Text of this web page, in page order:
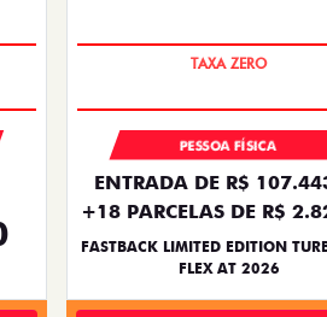
PREÇO IMPERDÍVEL
PESSOA FÍSICA